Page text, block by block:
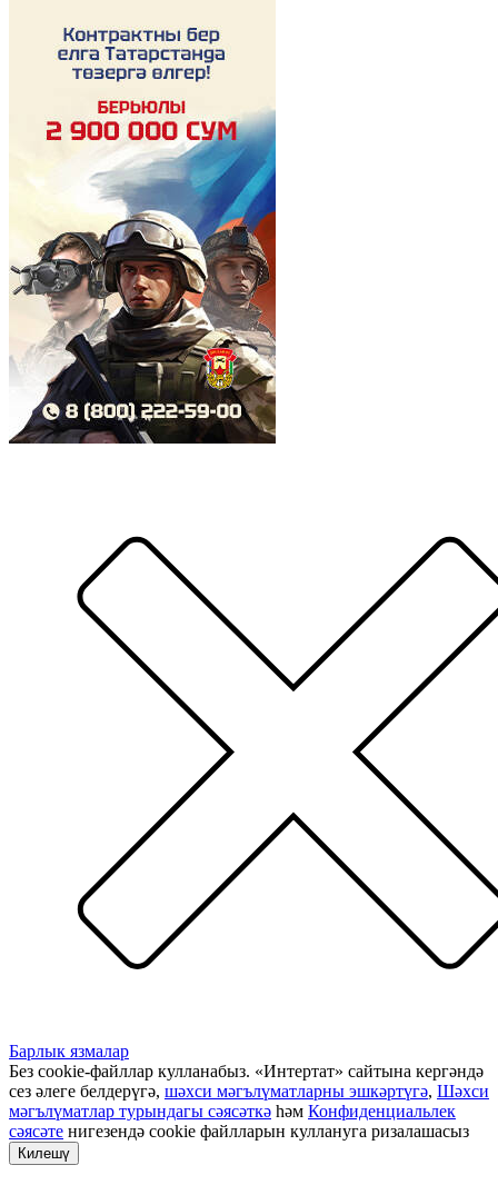
Барлык язмалар
Без cookie-файллар кулланабыз. «Интертат» сайтына кергәндә
сез әлеге белдерүгә, шәхси мәгълүматларны эшкәртүгә, Шәхси
мәгълүматлар турындагы сәясәткә һәм Конфиденциальлек
сәясәте нигезендә cookie файлларын куллануга ризалашасыз
Килешү